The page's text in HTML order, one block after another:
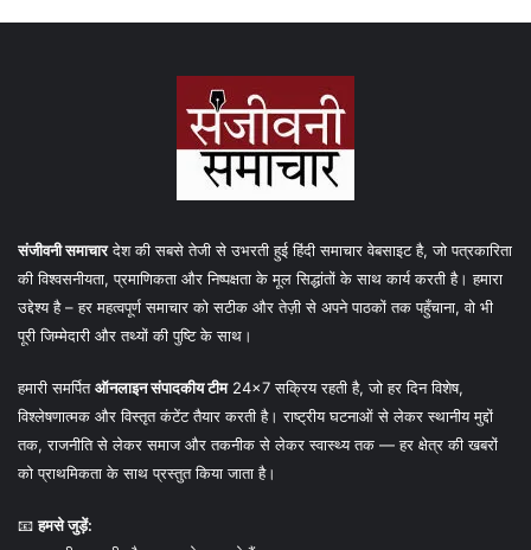
संजीवनी समाचारदेश की सबसे तेजी से उभरती हुई हिंदी समाचार वेबसाइट है, जो पत्रकारिता
की विश्वसनीयता, प्रमाणिकता और निष्पक्षता के मूल सिद्धांतों के साथ कार्य करती है। हमारा
उद्देश्य है – हर महत्वपूर्ण समाचार को सटीक और तेज़ी से अपने पाठकों तक पहुँचाना, वो भी
पूरी जिम्मेदारी और तथ्यों की पुष्टि के साथ।
हमारी समर्पितऑनलाइन संपादकीय टीम24×7 सक्रिय रहती है, जो हर दिन विशेष,
विश्लेषणात्मक और विस्तृत कंटेंट तैयार करती है। राष्ट्रीय घटनाओं से लेकर स्थानीय मुद्दों
तक, राजनीति से लेकर समाज और तकनीक से लेकर स्वास्थ्य तक — हर क्षेत्र की खबरों
को प्राथमिकता के साथ प्रस्तुत किया जाता है।
📧हमसे जुड़ें: